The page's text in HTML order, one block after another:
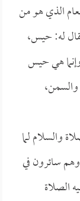
الذي هو من
له: حيس،
هي حيس
والسلام لما
سائرون في
الصلاة